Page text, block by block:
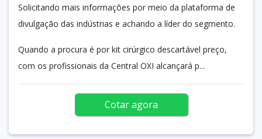
Solicitando mais informações por meio da plataforma de
divulgação das indústrias e achando a líder do segmento.
Quando a procura é por kit cirúrgico descartável preço,
com os profissionais da Central OXI alcançará p...
Cotar agora